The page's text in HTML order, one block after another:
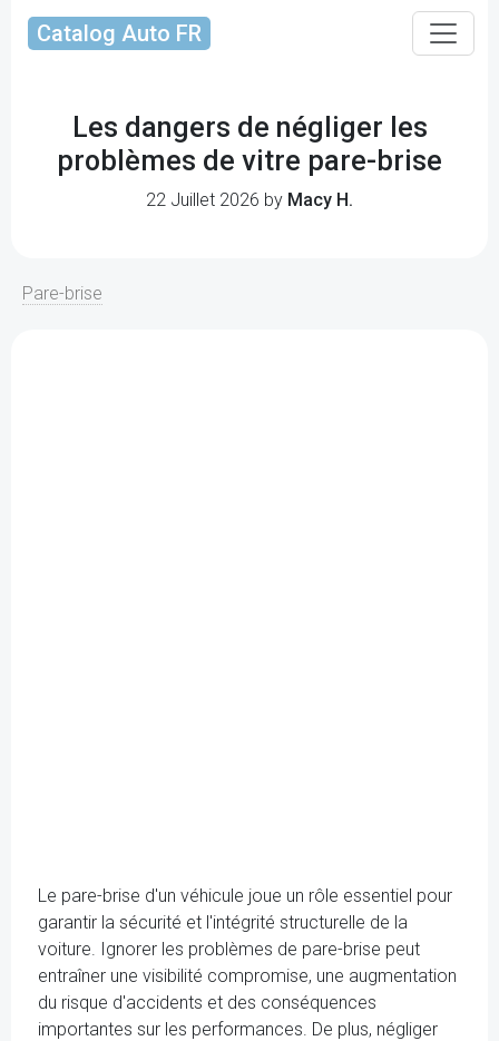
Catalog Auto FR
Les dangers de négliger les
problèmes de vitre pare-brise
22 Juillet 2026 by Macy H.
Pare-brise
Le pare-brise d'un véhicule joue un rôle essentiel pour
garantir la sécurité et l'intégrité structurelle de la
voiture. Ignorer les problèmes de pare-brise peut
entraîner une visibilité compromise, une augmentation
du risque d'accidents et des conséquences
importantes sur les performances. De plus, négliger